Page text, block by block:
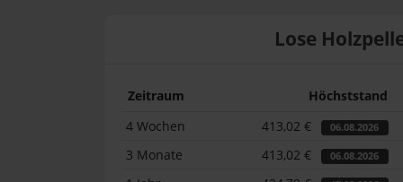
Lose
Zeitraum Höchststand
4 Wochen
413,02 € 06.08.2026
3 Monate 413,02 € 06.08.2026